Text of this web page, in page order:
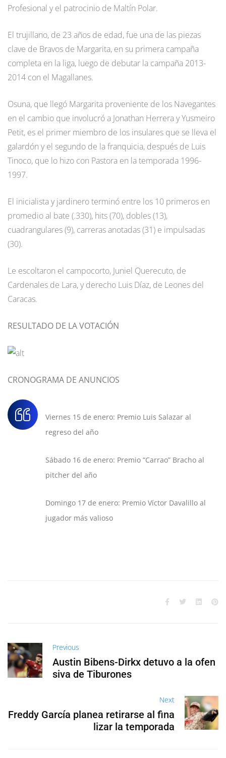
Profesional y el patrocinio de Maltín Polar.
El trujillano, de 23 años de edad, fue una de las piezas
clave de Bravos de Margarita, en su primera campaña
completa en la liga, luego de debutar la campaña 2013-
2014 con el Magallanes.
Osuna, que llegó Margarita proveniente de los Navegantes
en el cambio que involucró a Jonathan Herrera y Yusmeiro
Petit, es el primer miembro de los insulares que se lleva el
galardón y el segundo de la franquicia, después de Luis
Tinoco, que lo hizo con Pastora en la temporada 1996-
1997.
El inicialista y jardinero terminó entre los 10 primeros en
promedio al bate (.330), hits (70), dobles (13),
cuadrangulares (9), carreras anotadas (31) e impulsadas
(30).
Le escoltaron el campocorto, Juniel Querecuto, de
Cardenales de Lara, y derecho Luis Díaz, de Leones del
Caracas.
RESULTADO DE LA VOTACIÓN
CRONOGRAMA DE ANUNCIOS
Viernes 15 de enero: Premio Luis Salazar al
regreso del año
Sábado 16 de enero: Premio “Carrao” Bracho al
pitcher del año
Domingo 17 de enero: Premio Víctor Davalillo al
jugador más valioso
Previous
Austin Bibens-Dirkx detuvo a la ofen
siva de Tiburones
Next
Freddy García planea retirarse al fina
lizar la temporada